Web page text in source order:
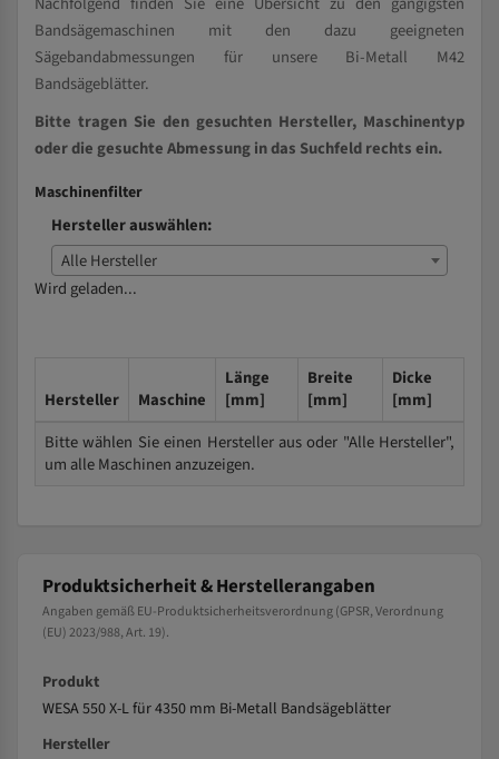
Bandsägemaschinen mit den dazu geeigneten
Sägebandabmessungen für unsere Bi-Metall M42
Bandsägeblätter.
Bitte tragen Sie den gesuchten Hersteller, Maschinentyp
oder die gesuchte Abmessung in das Suchfeld rechts ein.
Maschinenfilter
Hersteller auswählen:
Alle Hersteller
Wird geladen...
Hersteller Maschine
Länge
[mm]
Breite
[mm]
Dicke
[mm]
Bitte wählen Sie einen Hersteller aus oder "Alle Hersteller",
um alle Maschinen anzuzeigen.
Produktsicherheit & Herstellerangaben
Angaben gemäß EU-Produktsicherheitsverordnung (GPSR, Verordnung
(EU) 2023/988, Art. 19).
Produkt
WESA 550 X-L für 4350 mm Bi-Metall Bandsägeblätter
Hersteller